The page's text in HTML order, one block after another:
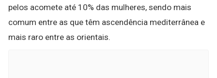
pelos acomete até 10% das mulheres, sendo mais
comum entre as que têm ascendência mediterrânea e
mais raro entre as orientais.